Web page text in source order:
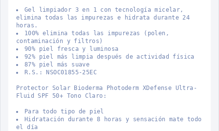
Gel limpiador 3 en 1 con tecnología micelar,
elimina todas las impurezas e hidrata durante 24
horas.
100% elimina todas las impurezas (polen,
contaminación y filtros)
90% piel fresca y luminosa
92% piel más limpia después de actividad física
87% piel más suave
R.S.: NSOC01855-25EC
Protector Solar Bioderma Photoderm XDefense Ultra-
Fluid SPF 50+ Tono Claro:
Para todo tipo de piel
Hidratación durante 8 horas y sensación mate todo
el día